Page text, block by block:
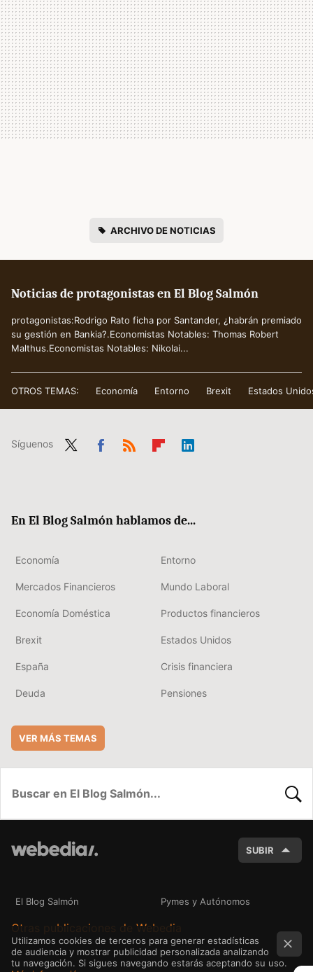
ARCHIVO DE NOTICIAS
Noticias de protagonistas en El Blog Salmón
protagonistas:Rodrigo Rato ficha por Santander, ¿habrán premiado
su gestión en Bankia?.Economistas Notables: Thomas Robert
Malthus.Economistas Notables: Nikolai...
OTROS TEMAS: Economía Entorno Brexit Estados
Síguenos
En El Blog Salmón hablamos de...
Economía Entorno
Mercados Financieros Mundo Laboral
Economía Doméstica Productos financieros
Brexit Estados Unidos
España Crisis financiera
Deuda Pensiones
VER MÁS TEMAS
SUBIR
El Blog Salmón Pymes y Autónomos
Otras publicaciones de Webedia
Utilizamos cookies de terceros para generar estadísticas
de audiencia y mostrar publicidad personalizada analizando
tu navegación. Si sigues navegando estarás aceptando su uso.